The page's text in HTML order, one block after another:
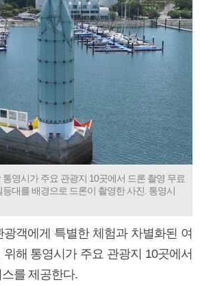
영시가 주요 관광지 10곳에서 드론 촬영 무료
대를 배경으로 드론이 촬영한 사진. 통영시
객에게 특별한 체험과 차별화된 여
해 통영시가 주요 관광지 10곳에서
를 제공한다.